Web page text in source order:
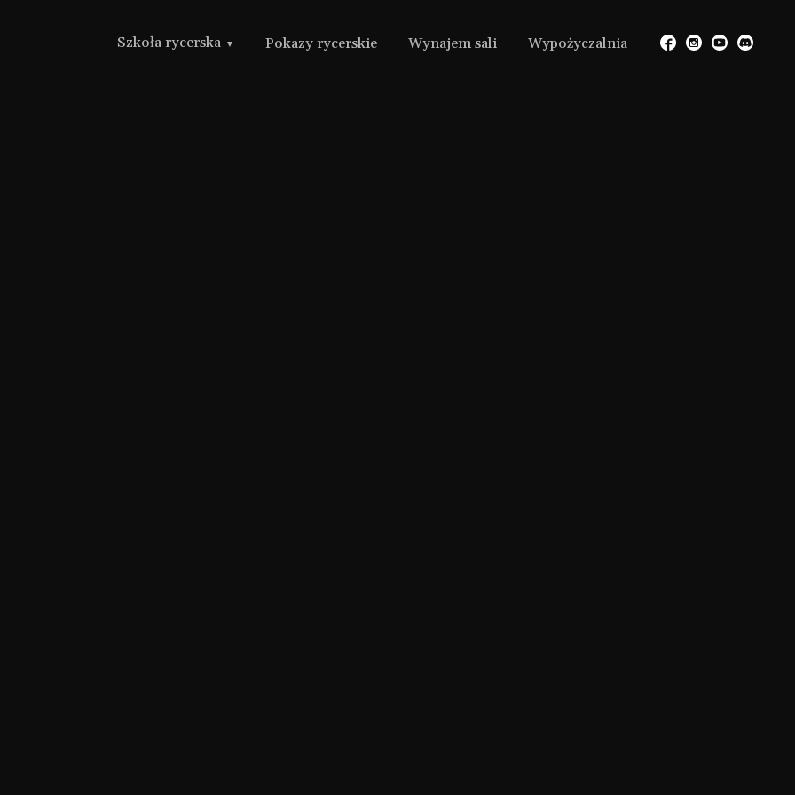
Szkoła rycerska Pokazy rycerskie Wynajem sali Wypożyczalnia